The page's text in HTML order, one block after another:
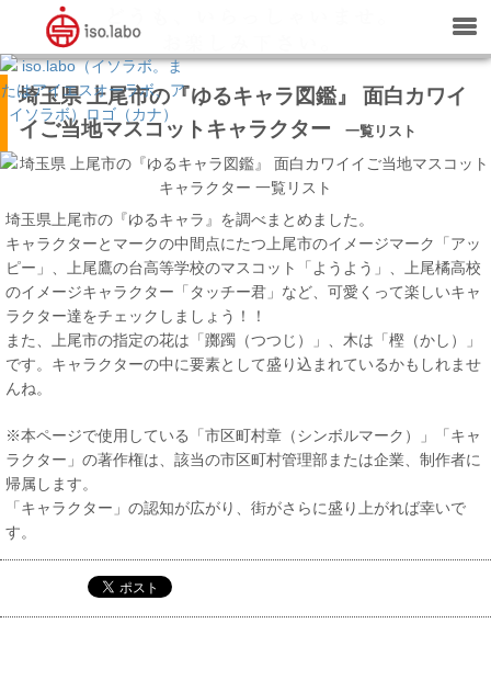
埼玉県 上尾市の『ゆるキャラ図鑑』 面白カワイ
イご当地マスコットキャラクター
一覧リスト
埼玉県上尾市の『ゆるキャラ』を調べまとめました。
キャラクターとマークの中間点にたつ上尾市のイメージマーク「アッ
ピー」、上尾鷹の台高等学校のマスコット「ようよう」、上尾橘高校
のイメージキャラクター「タッチー君」など、可愛くって楽しいキャ
ラクター達をチェックしましょう！！
また、上尾市の指定の花は「躑躅（つつじ）」、木は「樫（かし）」
です。キャラクターの中に要素として盛り込まれているかもしれませ
んね。
※本ページで使用している「市区町村章（シンボルマーク）」「キャ
ラクター」の著作権は、該当の市区町村管理部または企業、制作者に
帰属します。
「キャラクター」の認知が広がり、街がさらに盛り上がれば幸いで
す。